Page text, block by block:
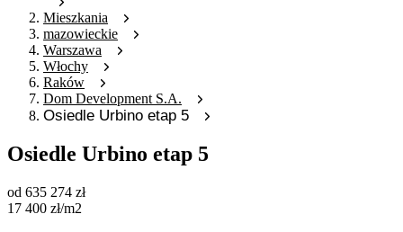
Mieszkania
mazowieckie
Warszawa
Włochy
Raków
Dom Development S.A.
Osiedle Urbino etap 5
Osiedle Urbino etap 5
od 635 274 zł
17 400 zł/m2